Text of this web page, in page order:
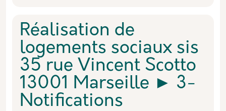
Réalisation de
logements sociaux sis
35 rue Vincent Scotto
13001 Marseille ► 3-
Notifications